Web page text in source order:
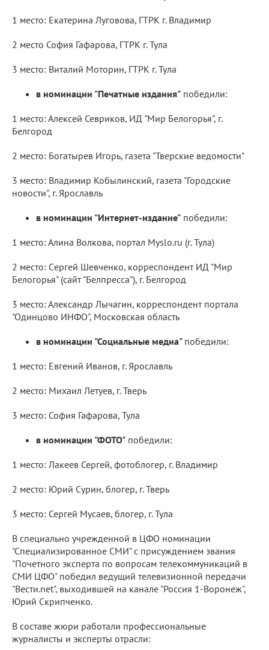
1 место: Екатерина Луговова, ГТРК г. Владимир
2 место София Гафарова, ГТРК г. Тула
3 место: Виталий Моторин, ГТРК г. Тула
в номинации "Печатные издания" победили:
1 место: Алексей Севриков, ИД "Мир Белогорья", г.
Белгород
2 место: Богатырев Игорь, газета "Тверские ведомости"
3 место: Владимир Кобылинский, газета "Городские
новости", г. Ярославль
в номинации "Интернет-издание" победили:
1 место: Алина Волкова, портал Myslo.ru (г. Тула)
2 место: Cергей Шевченко, корреспондент ИД "Мир
Белогорья" (сайт "Белпресса"), г. Белгород
3 место: Александр Лычагин, корреспондент портала
"Одинцово ИНФО", Московская область
в номинации "Социальные медиа" победили:
1 место: Евгений Иванов, г. Ярославль
2 место: Михаил Летуев, г. Тверь
3 место: София Гафарова, Тула
в номинации "ФОТО" победили:
1 место: Лакеев Сергей, фотоблогер, г. Владимир
2 место: Юрий Сурин, блогер, г. Тверь
3 место: Сергей Мусаев, блогер, г. Тула
В специально учрежденной в ЦФО номинации
"Специализированное СМИ" с присуждением звания
"Почетного эксперта по вопросам телекоммуникаций в
СМИ ЦФО" победил ведущий телевизионной передачи
"Вести.net", выходившей на канале "Россия 1-Воронеж",
Юрий Скрипченко.
В составе жюри работали профессиональные
журналисты и эксперты отрасли: